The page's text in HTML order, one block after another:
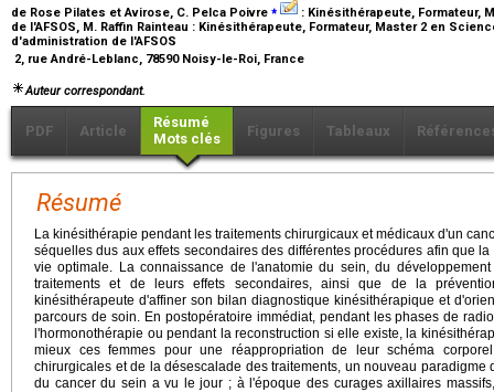
de Rose Pilates et Avirose, C. Pelca Poivre ⁎ : Kinésithérapeute, Formateur,
de l'AFSOS, M. Raffin Rainteau : Kinésithérapeute, Formateur, Master 2 en
d'administration de l'AFSOS
2, rue André-Leblanc, 78590 Noisy-le-Roi, France
Auteur correspondant.
PDF Article
Résumé
Mots clés
Figures Tableaux
Résumé
La kinésithérapie pendant les traitements chirurgicaux et médicaux d'un
séquelles dus aux effets secondaires des différentes procédures afin que
vie optimale. La connaissance de l'anatomie du sein, du
traitements et de leurs effets secondaires, ainsi que de la
kinésithérapeute d'affiner son bilan diagnostique kinésithérapique et
parcours de soin. En postopératoire immédiat, pendant les phases de
l'hormonothérapie ou pendant la reconstruction si elle existe, la
mieux ces femmes pour une réappropriation de leur schéma
chirurgicales et de la désescalade des traitements, un nouveau paradigme
du cancer du sein a vu le jour ; à l'époque des curages axillaires